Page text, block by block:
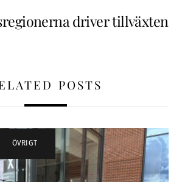
driver tillväxten
POSTS
ÖVRIGT